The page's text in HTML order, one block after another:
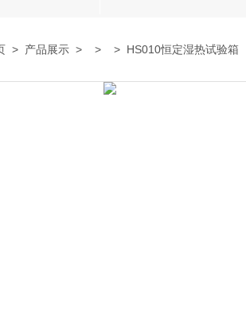
> 产品展示 > > > HS010恒定湿热试验箱